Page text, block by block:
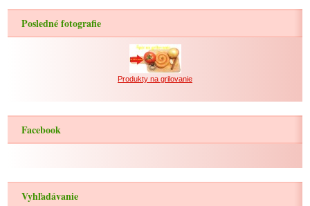
Posledné fotografie
Produkty na grilovanie
Facebook
Vyhľadávanie